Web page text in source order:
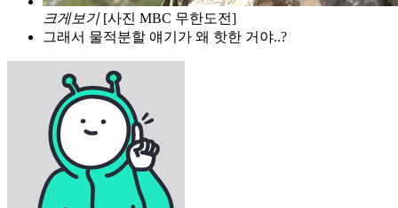
크게보기 [사진 MBC 무한도전]
그래서 물적분할 얘기가 왜 핫한 거야..?